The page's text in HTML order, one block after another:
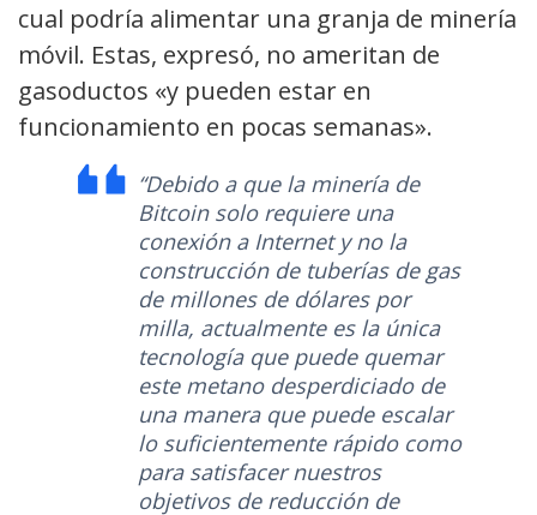
cual podría alimentar una granja de minería
móvil. Estas, expresó, no ameritan de
gasoductos «y pueden estar en
funcionamiento en pocas semanas».
“Debido a que la minería de
Bitcoin solo requiere una
conexión a Internet y no la
construcción de tuberías de gas
de millones de dólares por
milla, actualmente es la única
tecnología que puede quemar
este metano desperdiciado de
una manera que puede escalar
lo suficientemente rápido como
para satisfacer nuestros
objetivos de reducción de